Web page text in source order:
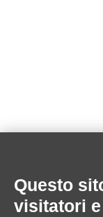
Questo
visitatori